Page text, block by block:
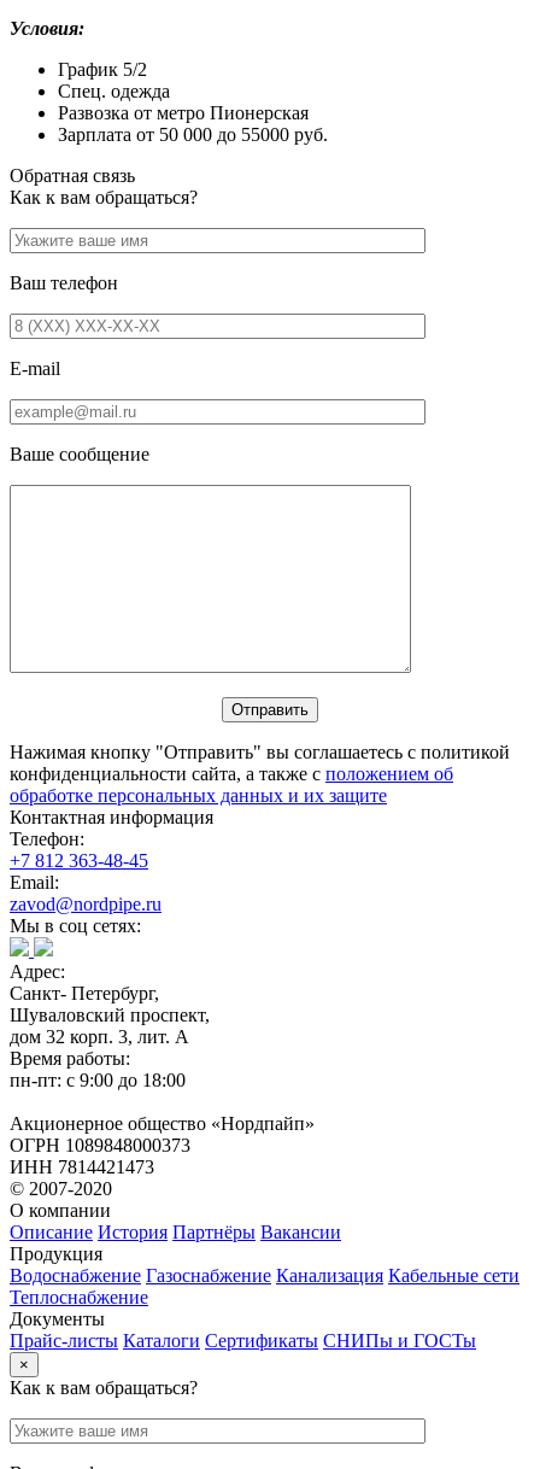
Условия:
График 5/2
Спец. одежда
Развозка от метро Пионерская
Зарплата от 50 000 до 55000 руб.
Обратная связь
Как к вам обращаться?
Ваш телефон
E-mail
Ваше сообщение
Нажимая кнопку "Отправить" вы соглашаетесь с политикой
конфиденциальности сайта, а также с положением об
обработке персональных данных и их защите
Контактная информация
Телефон:
+7 812 363-48-45
Email:
zavod@nordpipe.ru
Мы в соц сетях:
Адрес:
Санкт- Петербург,
Шуваловский проспект,
дом 32 корп. 3, лит. А
Время работы:
пн-пт: с 9:00 до 18:00
Акционерное общество «Нордпайп»
ОГРН 1089848000373
ИНН 7814421473
© 2007-2020
О компании
Описание История Партнёры Вакансии
Продукция
Водоснабжение Газоснабжение Канализация Кабельные сети
Теплоснабжение
Документы
Прайс-листы Каталоги Сертификаты СНИПы и ГОСТы
×
Как к вам обращаться?